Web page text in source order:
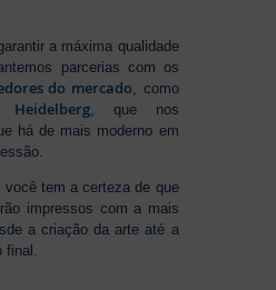
a máxima qualidade
parcerias com os
do mercado , como
, que nos
há de mais moderno em
você tem a certeza de que
impressos com a mais
a criação da arte até a
final.